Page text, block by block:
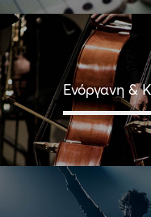
Ενόργανη &